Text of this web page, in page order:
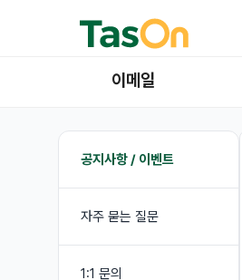
이메일
공지사항 / 이벤트
자주 묻는 질문
1:1 문의